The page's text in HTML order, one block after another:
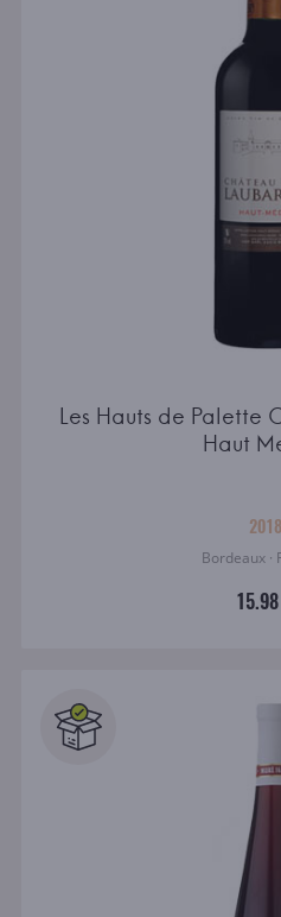
Les Hauts de Palette
Haut
2018
Bordeaux ·